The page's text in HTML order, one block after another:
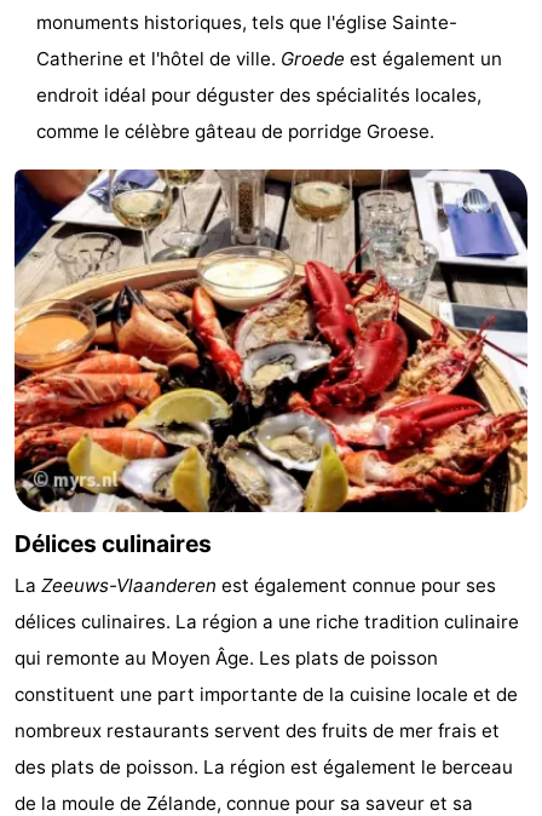
monuments historiques, tels que l'église Sainte-
Catherine et l'hôtel de ville. Groede est également un
endroit idéal pour déguster des spécialités locales,
comme le célèbre gâteau de porridge Groese.
Délices culinaires
La Zeeuws-Vlaanderen est également connue pour ses
délices culinaires. La région a une riche tradition culinaire
qui remonte au Moyen Âge. Les plats de poisson
constituent une part importante de la cuisine locale et de
nombreux restaurants servent des fruits de mer frais et
des plats de poisson. La région est également le berceau
de la moule de Zélande, connue pour sa saveur et sa